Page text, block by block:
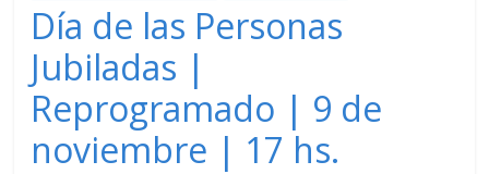
Día de las Personas
Jubiladas |
Reprogramado | 9 de
noviembre | 17 hs.